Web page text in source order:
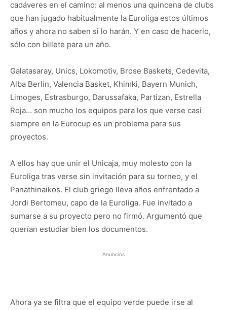
cadáveres en el camino: al menos una quincena de clubs
que han jugado habitualmente la Euroliga estos últimos
años y ahora no saben si lo harán. Y en caso de hacerlo,
sólo con billete para un año.
Galatasaray, Unics, Lokomotiv, Brose Baskets, Cedevita,
Alba Berlín, Valencia Basket, Khimki, Bayern Munich,
Limoges, Estrasburgo, Darussafaka, Partizan, Estrella
Roja… son mucho los equipos para los que verse casi
siempre en la Eurocup es un problema para sus
proyectos.
A ellos hay que unir el Unicaja, muy molesto con la
Euroliga tras verse sin invitación para su torneo, y el
Panathinaikos. El club griego lleva años enfrentado a
Jordi Bertomeu, capo de la Euroliga. Fue invitado a
sumarse a su proyecto pero no firmó. Argumentó que
querían estudiar bien los documentos.
Anuncios
Ahora ya se filtra que el equipo verde puede irse al